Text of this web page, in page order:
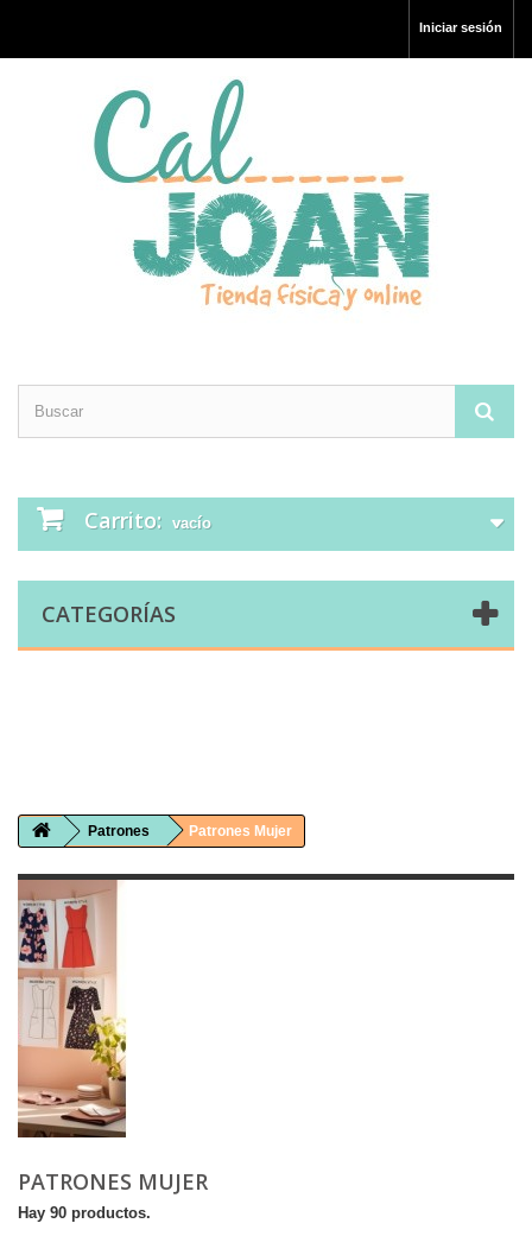
Iniciar sesión
Carrito: vacío
CATEGORÍAS
Patrones Patrones Mujer
PATRONES MUJER
Hay 90 productos.